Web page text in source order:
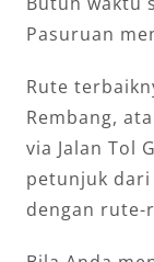
Pasuruan
Rute
Rembang,
via Jalan Tol
petunjuk dari
dengan rute-